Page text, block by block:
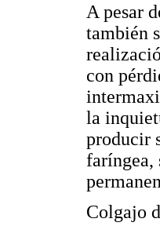
A pesar
también
con
la
producir
faríngea,
Colgajo